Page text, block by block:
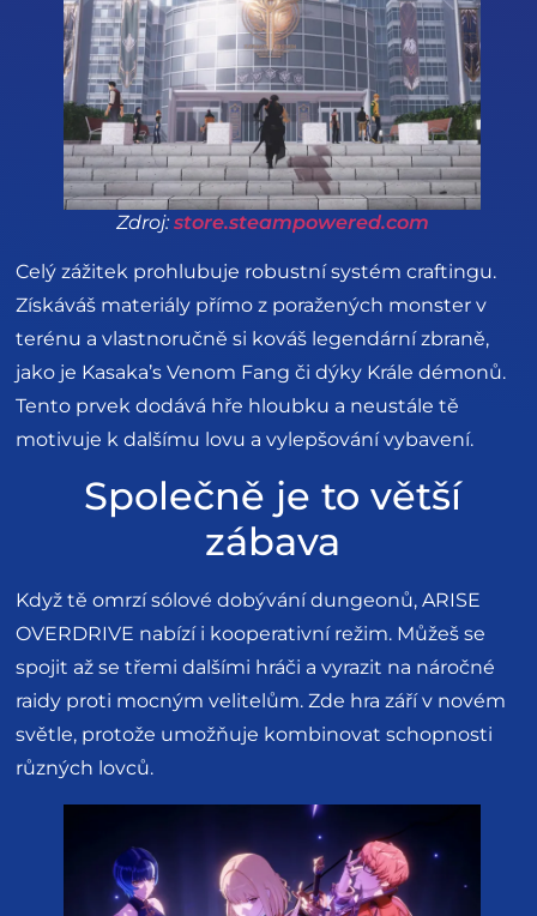
Zdroj:store.steampowered.com
Celý zážitek prohlubuje robustní systém craftingu.
Získáváš materiály přímo z poražených monster v
terénu a vlastnoručně si kováš legendární zbraně,
jako je Kasaka’s Venom Fang či dýky Krále démonů.
Tento prvek dodává hře hloubku a neustále tě
motivuje k dalšímu lovu a vylepšování vybavení.
Společně je to větší
zábava
Když tě omrzí sólové dobývání dungeonů, ARISE
OVERDRIVE nabízí i kooperativní režim. Můžeš se
spojit až se třemi dalšími hráči a vyrazit na náročné
raidy proti mocným velitelům. Zde hra září v novém
světle, protože umožňuje kombinovat schopnosti
různých lovců.